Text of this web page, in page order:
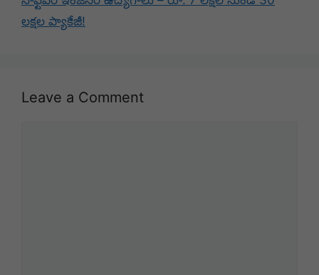
లక్షల ప్యాకేజీ!
Leave a Comment